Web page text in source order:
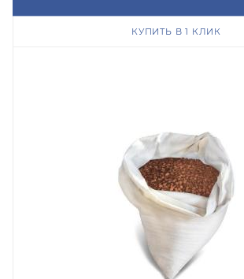
КУПИТЬ В 1 КЛИК